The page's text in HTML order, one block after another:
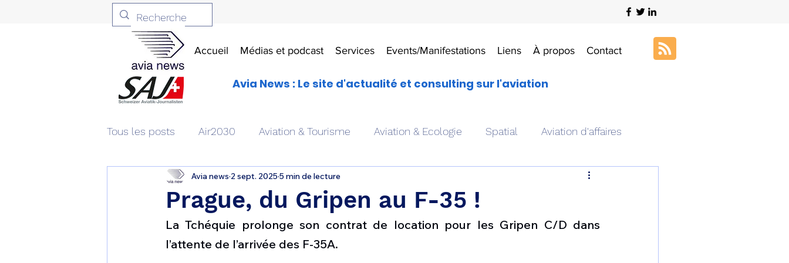
Accueil Médias et podcast Services Events/Manifestations Liens À propos Contact
Avia News : Le site d'actualité et consulting sur l'aviation
Tous les posts Air2030 Aviation & Tourisme Aviation & Ecologie Spatial Aviation d'affaires
Aviation & Défense Livres Drones aériens Art & Aviation
Patrimoine aéronautique Avionique & pilotage Avion expérimental Formation aéronautique
Prague, du Gripen au F-35 !
Avia news 2 sept. 20255 min de lecture
La Tchéquie prolonge son contrat de location pour les Gripen C/D dans
l’attente de l’arrivée des F-35A.